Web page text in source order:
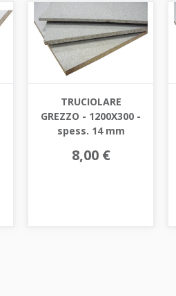
TRUCIOLARE
GREZZO - 1200X300 -
spess. 14 mm
8,00 €